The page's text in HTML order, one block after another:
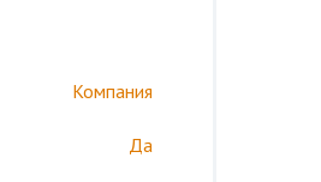
Компания
Да